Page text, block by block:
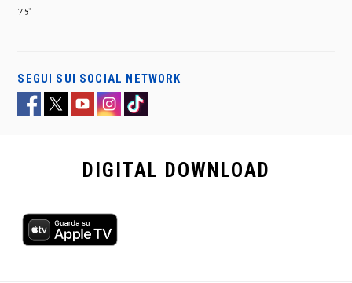
75'
SEGUI SUI SOCIAL NETWORK
DIGITAL DOWNLOAD